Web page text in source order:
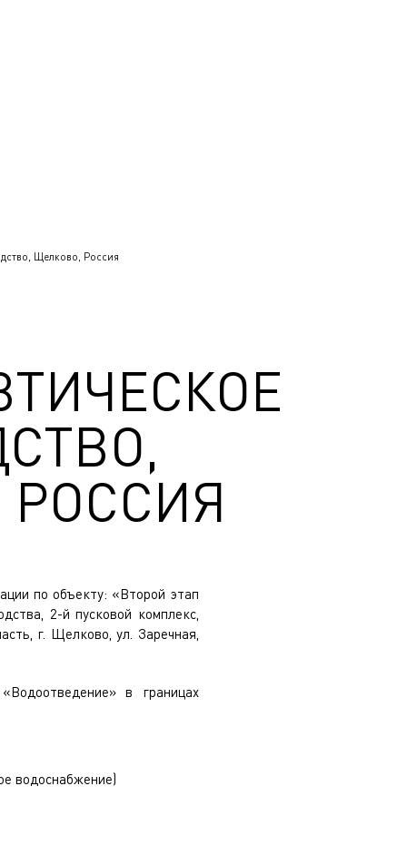
Щелково, Россия
по объекту: «Второй этап
2-й пусковой комплекс,
г. Щелково, ул. Заречная,
в границах
водоснабжение)